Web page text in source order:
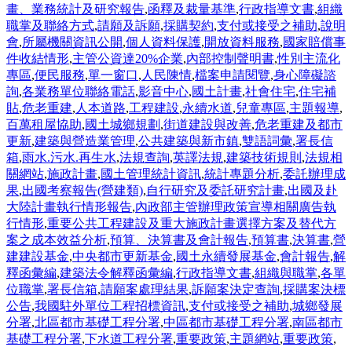
畫、業務統計及研究報告,函釋及裁量基準,行政指導文書,組織
職掌及聯絡方式,請願及訴願,採購契約,支付或接受之補助,說明
會,所屬機關資訊公開,個人資料保護,開放資料服務,國家賠償事
件收結情形,主管公資達20%企業,內部控制聲明書,性別主流化
專區,便民服務,單一窗口, 人民陳情,檔案申請閱覽,身心障礙諮
詢,各業務單位聯絡電話,影音中心,國土計畫,社會住宅,住宅補
貼,危老重建, 人本道路,工程建設,永續水道,兒童專區,主題報導,
百萬租屋協助,國土城鄉規劃 ,街道建設與改善,危老重建及都市
更新,建築與營造業管理,公共建築與新市鎮,雙語詞彙,署長信
箱,雨水.污水.再生水,法規查詢,英譯法規,建築技術規則 ,法規相
關網站,施政計畫,國土管理統計資訊,統計專題分析,委託辦理成
果,出國考察報告(營建類),自行研究及委託研究計畫,出國及赴
大陸計畫執行情形報告,內政部主管辦理政策宣導相關廣告執
行情形,重要公共工程建設及重大施政計畫選擇方案及替代方
案之成本效益分析,預算、決算書及會計報告,預算書,決算書,營
建建設基金,中央都市更新基金,國土永續發展基金,會計報告,解
釋函彙編,建築法令解釋函彙編,行政指導文書,組織與職掌,各單
位職掌,署長信箱,請願案處理結果,訴願案決定查詢,採購案決標
公告,我國駐外單位工程招標資訊,支付或接受之補助,城鄉發展
分署,北區都市基礎工程分署,中區都市基礎工程分署,南區都市
基礎工程分署,下水道工程分署,重要政策,主題網站,重要政策,